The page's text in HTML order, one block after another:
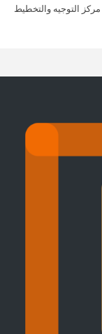
مركز التوجيه والتخطيط